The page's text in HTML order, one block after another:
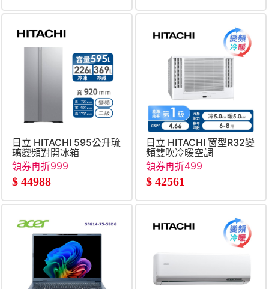
日立 HITACHI 595公升琉
璃變頻對開冰箱
領券再折999
$ 44988
日立 HITACHI 窗型R32變
頻雙吹冷暖空調
領券再折499
$ 42561